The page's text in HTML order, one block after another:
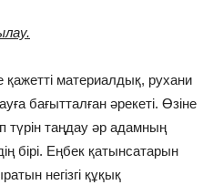
қажетті материалдық, рухани
бағытталған әрекеті. Өзіне
таңдау әр адамның
бірі. Еңбек қатынсатарын
негізгі құқық